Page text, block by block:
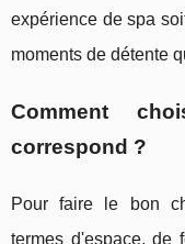
expérience de spa
moments de détente
Comment
correspond ?
Pour faire le bon
termes d'espace, de